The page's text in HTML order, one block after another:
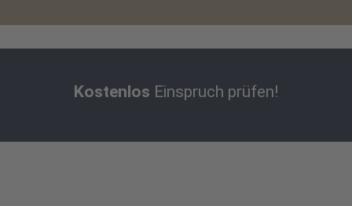
Kostenlos Einspruch prüfen!